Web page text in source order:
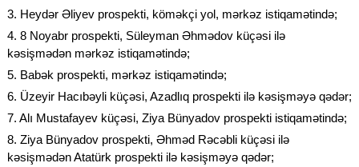
3. Heydər Əliyev prospekti, köməkçi yol, mərkəz istiqamətində;
4. 8 Noyabr prospekti, Süleyman Əhmədov küçəsi ilə
kəsişmədən mərkəz istiqamətində;
5. Babək prospekti, mərkəz istiqamətində;
6. Üzeyir Hacıbəyli küçəsi, Azadlıq prospekti ilə kəsişməyə qədər;
7. Alı Mustafayev küçəsi, Ziya Bünyadov prospekti istiqamətində;
8. Ziya Bünyadov prospekti, Əhməd Rəcəbli küçəsi ilə
kəsişmədən Atatürk prospekti ilə kəsişməyə qədər;